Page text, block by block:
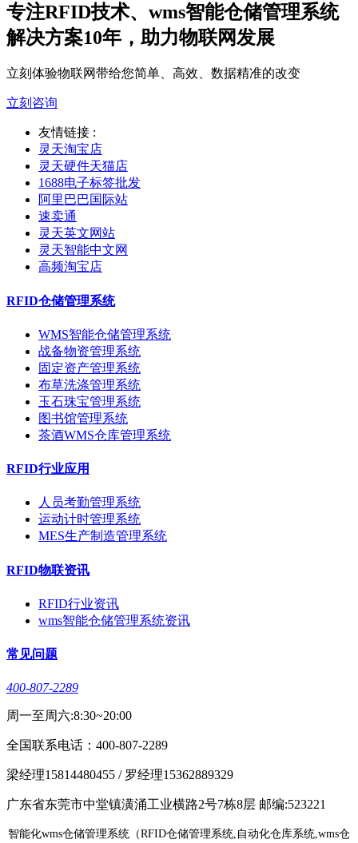
专注RFID技术、wms智能仓储管理系统
解决方案10年，助力物联网发展
立刻体验物联网带给您简单、高效、数据精准的改变
立刻咨询
友情链接 :
灵天淘宝店
灵天硬件天猫店
1688电子标签批发
阿里巴巴国际站
速卖通
灵天英文网站
灵天智能中文网
高频淘宝店
RFID仓储管理系统
WMS智能仓储管理系统
战备物资管理系统
固定资产管理系统
布草洗涤管理系统
玉石珠宝管理系统
图书馆管理系统
茶酒WMS仓库管理系统
RFID行业应用
人员考勤管理系统
运动计时管理系统
MES生产制造管理系统
RFID物联资讯
RFID行业资讯
wms智能仓储管理系统资讯
常见问题
400-807-2289
周一至周六:8:30~20:00
全国联系电话：400-807-2289
梁经理15814480455 / 罗经理15362889329
广东省东莞市中堂镇潢涌工业横路2号7栋8层 邮编:523221
智能化wms仓储管理系统（RFID仓储管理系统,自动化仓库系统,wms仓